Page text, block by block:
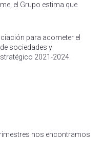
el Grupo estima que
para acometer el
sociedades y
2021-2024.
nos encontramos